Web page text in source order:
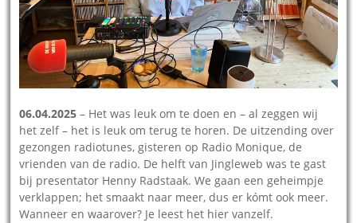
06.04.2025 – Het was leuk om te doen en – al zeggen wij
het zelf – het is leuk om terug te horen. De uitzending over
gezongen radiotunes, gisteren op Radio Monique, de
vrienden van de radio. De helft van Jingleweb was te gast
bij presentator Henny Radstaak. We gaan een geheimpje
verklappen; het smaakt naar meer, dus er kómt ook meer.
Wanneer en waarover? Je leest het hier vanzelf.